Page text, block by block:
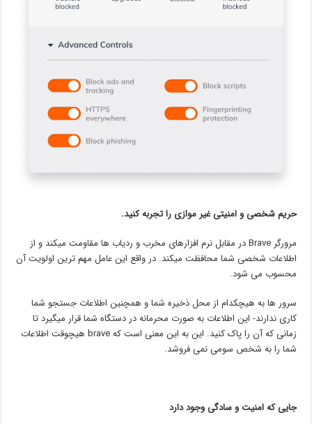
حریم شخصی و امنیتی غیر موازی را تجربه کنید.
مرورگر Brave در مقابل نرم افزارهای مخرب و ردیاب ها مقاومت میکند و از
اطلاعات شخصی شما محافظت میکند. در واقع این عامل مهم ترین اولویت آن
محسوب می شود.
سرور ها به هیچکدام از محل ذخیره شما و همچنین اطلاعات جستجو شما
کاری ندارند- این اطلاعات به صورت محرمانه در دستگاه شما قرار میگیرد تا
زمانی که آن را پاک کنید. این به این معنی است که brave هیچوقت اطلاعات
شما را به شخص سومی نمی فروشد.
جایی که امنیت و سادگی وجود دارد